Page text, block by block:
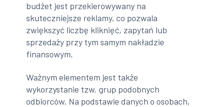
budżet jest przekierowywany na
skuteczniejsze reklamy, co pozwala
zwiększyć liczbę kliknięć, zapytań lub
sprzedaży przy tym samym nakładzie
finansowym.
Ważnym elementem jest także
wykorzystanie tzw. grup podobnych
odbiorców. Na podstawie danych o osobach,